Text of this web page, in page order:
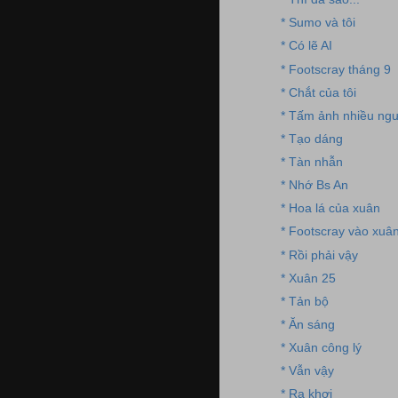
* Sumo và tôi
* Có lẽ AI
* Footscray tháng 9
* Chắt của tôi
* Tấm ảnh nhiều
* Tạo dáng
* Tàn nhẫn
* Nhớ Bs An
* Hoa lá của xuân
* Footscray vào
* Rồi phải vậy
* Xuân 25
* Tản bộ
* Ăn sáng
* Xuân công lý
* Vẫn vậy
* Ra khơi